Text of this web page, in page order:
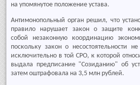
на упомянутое положение устава.
Антимонопольный орган решил, что
правило нарушает закон о защите
собой незаконную координацию
поскольку закон о несостоятельности
исключительно в той СРО, к которой
выдала предписание "Созиданию" об
затем оштрафовала на 3,5 млн рублей.